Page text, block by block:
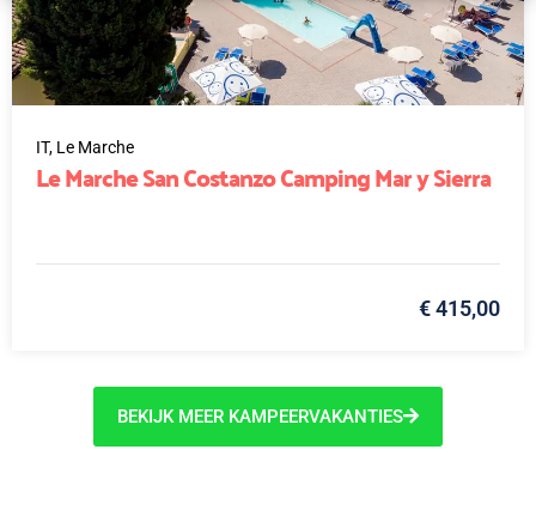
IT, Le Marche
Le Marche San Costanzo Camping Mar y Sierra
€ 415,00
BEKIJK MEER KAMPEERVAKANTIES